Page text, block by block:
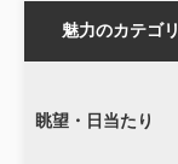
魅力のカテゴリ
眺望・日当たり